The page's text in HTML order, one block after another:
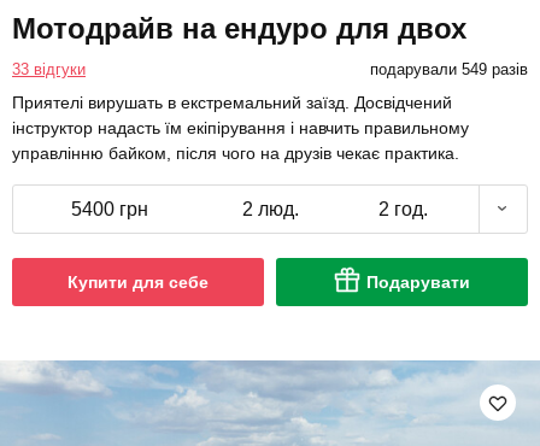
Мотодрайв на ендуро для двох
33 відгуки подарували 549 разів
Приятелі вирушать в екстремальний заїзд. Досвідчений
інструктор надасть їм екіпірування і навчить правильному
управлінню байком, після чого на друзів чекає практика.
5400 грн 2 люд. 2 год.
Купити для себе Подарувати